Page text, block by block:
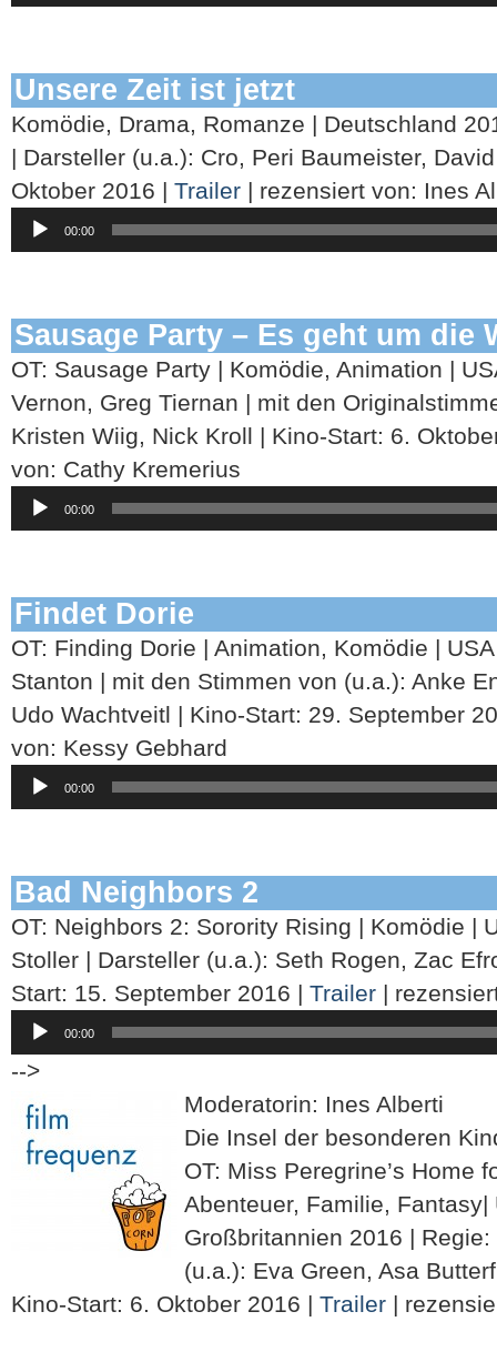
Unsere Zeit ist jetzt
Komödie, Drama, Romanze | Deutschland
| Darsteller (u.a.): Cro, Peri Baumeister,
Oktober 2016 | Trailer | rezensiert von: Ines
Player
00:00
Sausage Party – Es geht um die
OT: Sausage Party | Komödie, Animation |
Vernon, Greg Tiernan | mit den
Kristen Wiig, Nick Kroll | Kino-Start: 6.
von: Cathy Kremerius
Player
00:00
Findet Dorie
OT: Finding Dorie | Animation, Komödie |
Stanton | mit den Stimmen von (u.a.): Anke
Udo Wachtveitl | Kino-Start: 29. September
von: Kessy Gebhard
Player
00:00
Bad Neighbors 2
OT: Neighbors 2: Sorority Rising | Komödie |
Stoller | Darsteller (u.a.): Seth Rogen, Zac
Start: 15. September 2016 | Trailer |
Player
00:00
-->
Moderatorin: Ines Alberti
Die Insel der besonderen
OT: Miss Peregrine’s Home
Abenteuer, Familie, Fantasy|
Großbritannien 2016 |
(u.a.): Eva Green, Asa
Kino-Start: 6. Oktober 2016 | Trailer |